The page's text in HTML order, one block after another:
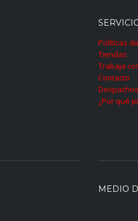
Políticas
Tiendas
Trabaja
Contacto
Despachos
¿Por qué
MEDIO